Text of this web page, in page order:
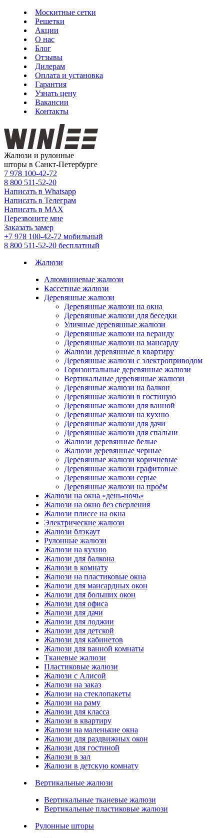
Москитные сетки
Решетки
Акции
О нас
Блог
Отзывы
Дилерам
Оплата и установка
Гарантия
Узнать цену
Вакансии
Контакты
Жалюзи и рулонные
шторы в Санкт-Петербурге
7 978 100-42-72
8 800 511-52-20
Написать в Whatsapp
Написать в Телеграм
Написать в MAX
Перезвоните мне
Заказать замер
+7 978 100-42-72 мобильный
8 800 511-52-20 бесплатный
Жалюзи
Алюминиевые жалюзи
Кассетные жалюзи
Деревянные жалюзи
Деревянные жалюзи на окна
Деревянные жалюзи для беседки
Уличные деревянные жалюзи
Деревянные жалюзи на веранду
Деревянные жалюзи на мансарду
Жалюзи деревянные в квартиру
Деревянные жалюзи с электроприводом
Горизонтальные деревянные жалюзи
Вертикальные деревянные жалюзи
Деревянные жалюзи на балкон
Деревянные жалюзи в гостиную
Деревянные жалюзи для ванной
Деревянные жалюзи на кухню
Деревянные жалюзи для дачи
Деревянные жалюзи для спальни
Жалюзи деревянные белые
Жалюзи деревянные черные
Деревянные жалюзи коричневые
Деревянные жалюзи графитовые
Деревянные жалюзи серые
Деревянные жалюзи на проём
Жалюзи на окна «день-ночь»
Жалюзи на окно без сверления
Жалюзи плиссе на окна
Электрические жалюзи
Жалюзи блэкаут
Рулонные жалюзи
Жалюзи на кухню
Жалюзи для балкона
Жалюзи в комнату
Жалюзи на пластиковые окна
Жалюзи для мансардных окон
Жалюзи для больших окон
Жалюзи для офиса
Жалюзи для дачи
Жалюзи для лоджии
Жалюзи для детской
Жалюзи для кабинетов
Жалюзи для ванной комнаты
Тканевые жалюзи
Пластиковые жалюзи
Жалюзи с Алисой
Жалюзи на заказ
Жалюзи на стеклопакеты
Жалюзи на раму
Жалюзи для класса
Жалюзи в квартиру
Жалюзи на маленькие окна
Жалюзи для раздвижных окон
Жалюзи для гостиной
Жалюзи в зал
Жалюзи в детскую комнату
Вертикальные жалюзи
Вертикальные тканевые жалюзи
Вертикальные пластиковые жалюзи
Рулонные шторы